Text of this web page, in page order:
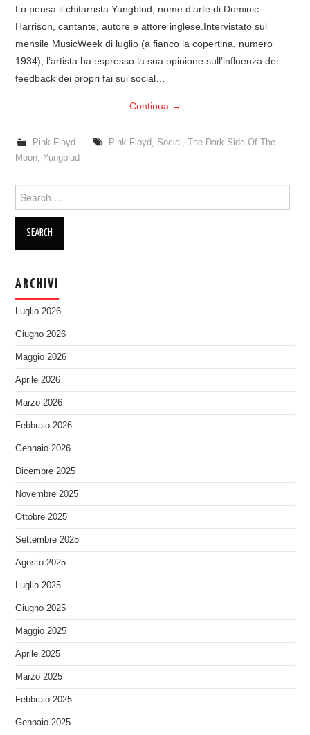
CONTATTI
RELICS – SFALCI E RAMAGLIE
Lo pensa il chitarrista Yungblud, nome d’arte di Dominic
Harrison, cantante, autore e attore inglese.Intervistato sul
mensile MusicWeek di luglio (a fianco la copertina, numero
1934), l’artista ha espresso la sua opinione sull’influenza dei
feedback dei propri fai sui social…
Continua →
Pink Floyd Pink Floyd, Social , The Dark Side Of The
Moon,Yungblud
for:
ARCHIVI
Luglio 2026
Giugno 2026
Maggio 2026
Aprile 2026
Marzo 2026
Febbraio 2026
Gennaio 2026
Dicembre 2025
Novembre 2025
Ottobre 2025
Settembre 2025
Agosto 2025
Luglio 2025
Giugno 2025
Maggio 2025
Aprile 2025
Marzo 2025
Febbraio 2025
Gennaio 2025